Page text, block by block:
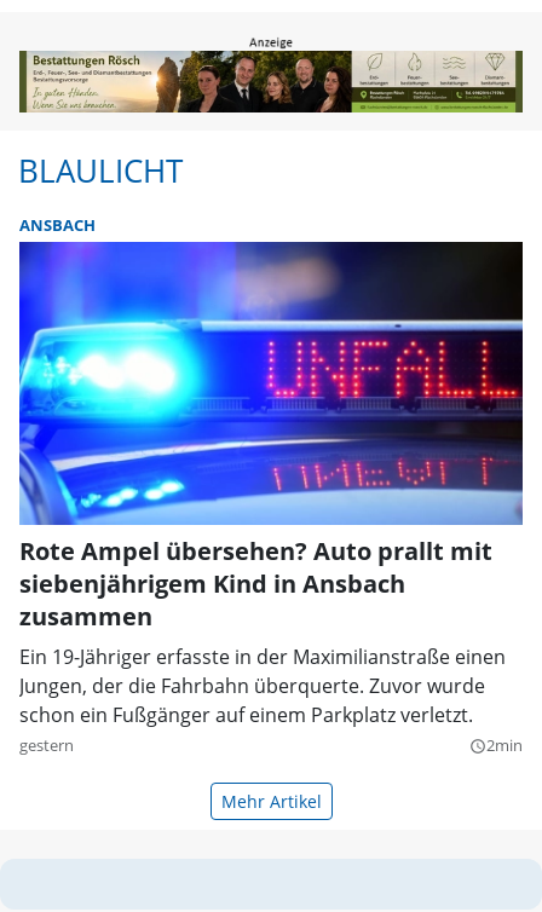
BLAULICHT
ANSBACH
Rote Ampel übersehen? Auto prallt mit
siebenjährigem Kind in Ansbach
zusammen
Ein 19-Jähriger erfasste in der Maximilianstraße einen
Jungen, der die Fahrbahn überquerte. Zuvor wurde
schon ein Fußgänger auf einem Parkplatz verletzt.
gestern query_builder2min
Mehr Artikel